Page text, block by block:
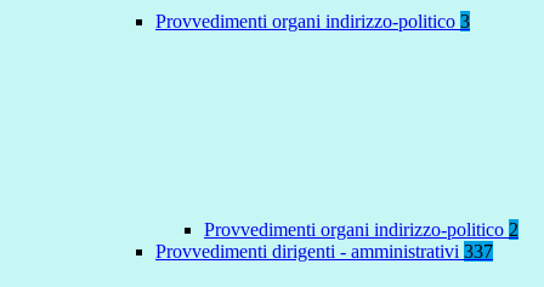
Provvedimenti organi indirizzo-politico 3
Provvedimenti organi indirizzo-politico 2
Provvedimenti dirigenti - amministrativi 337